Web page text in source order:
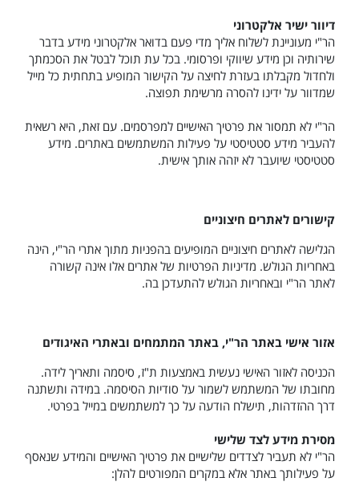
דיוור ישיר אלקטרוני
הר"י מעוניינת לשלוח אליך מדי פעם בדואר אלקטרוני מידע בדבר
שירותיה וכן מידע שיווקי ופרסומי. בכל עת תוכל לבטל את הסכמתך
ולחדול מקבלתו בעזרת לחיצה על הקישור המופיע בתחתית כל מייל
שמדוור על ידינו להסרה מרשימת תפוצה.
הר"י לא תמסור את פרטיך האישיים למפרסמים. עם זאת, היא רשאית
להעביר מידע סטטיסטי על פעילות המשתמשים באתרים. מידע
סטטיסטי שיועבר לא יזהה אותך אישית.
קישורים לאתרים חיצוניים
הגלישה לאתרים חיצוניים המופיעים בהפניות מתוך אתרי הר"י, הינה
באחריות הגולש. מדיניות הפרטיות של אתרים אלו אינה קשורה
לאתר הר"י ובאחריות הגולש להתעדכן בה.
אזור אישי באתר הר"י, באתר המתמחים ובאתרי האיגודים
הכניסה לאזור האישי נעשית באמצעות ת"ז, סיסמה ותאריך לידה.
מחובתו של המשתמש לשמור על סודיות הסיסמה. במידה ותשתנה
דרך ההזדהות, תישלח הודעה על כך למשתמשים במייל בפרטי.
מסירת מידע לצד שלישי
הר"י לא תעביר לצדדים שלישיים את פרטיך האישיים והמידע שנאסף
על פעילותך באתר אלא במקרים המפורטים להלן: